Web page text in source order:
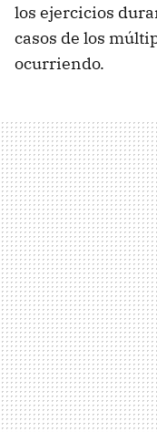
los ejercicios
casos de los
ocurriendo.